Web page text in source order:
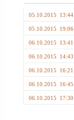
05.10.2015 13:44
05.10.2015 19:06
06.10.2015 13:41
06.10.2015 14:43
06.10.2015 16:21
06.10.2015 16:45
06.10.2015 17:30